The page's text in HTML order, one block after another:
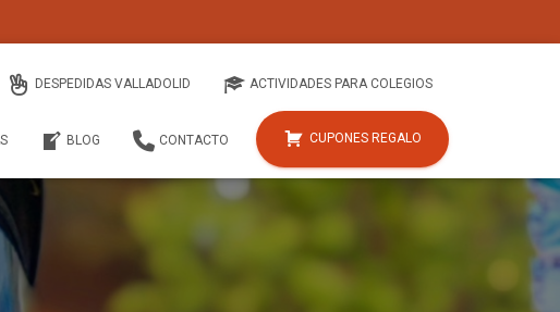
DESPEDIDAS VALLADOLID ACTIVIDADES PARA COLEGIOS
BLOG CONTACTO CUPONES REGALO